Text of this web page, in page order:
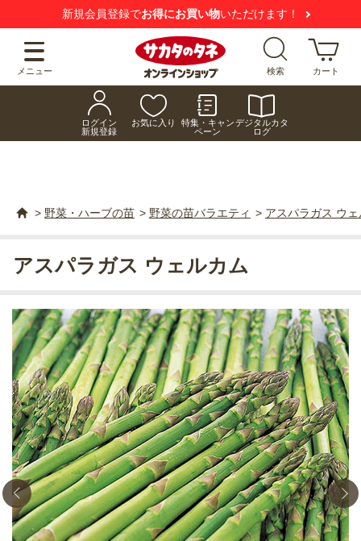
新規会員登録でお得にお買い物いただけます！
メニュー 検索 カート
ログイン
新規登録
お気に入り
特集・キャン
ペーン
デジタルカタ
ログ
> 野菜・ハーブの苗 > 野菜の苗バラエティ > アスパラガス ウ
アスパラガス ウェルカム